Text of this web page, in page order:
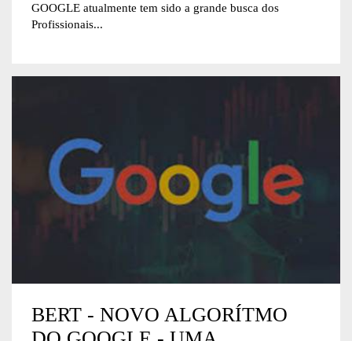
GOOGLE atualmente tem sido a grande busca dos
Profissionais...
BERT - NOVO ALGORÍTMO